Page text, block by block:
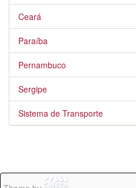
Ceará
Paraíba
Pernambuco
Sergipe
Sistema de Transporte